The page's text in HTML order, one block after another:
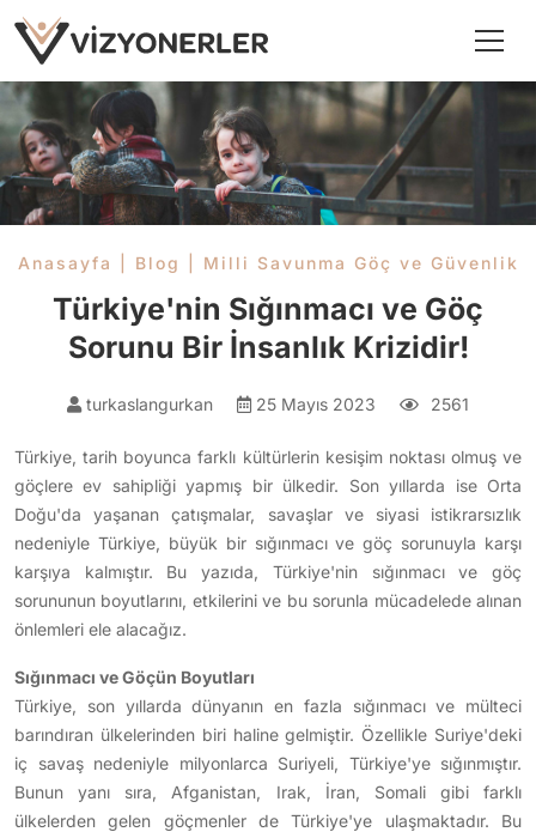
Anasayfa Blog Milli Savunma Göç ve Güvenlik
Türkiye'nin Sığınmacı ve Göç
Sorunu Bir İnsanlık Krizidir!
turkaslangurkan 25 Mayıs 2023 2561
Türkiye, tarih boyunca farklı kültürlerin kesişim noktası olmuş ve
göçlere ev sahipliği yapmış bir ülkedir. Son yıllarda ise Orta
Doğu'da yaşanan çatışmalar, savaşlar ve siyasi istikrarsızlık
nedeniyle Türkiye, büyük bir sığınmacı ve göç sorunuyla karşı
karşıya kalmıştır. Bu yazıda, Türkiye'nin sığınmacı ve göç
sorununun boyutlarını, etkilerini ve bu sorunla mücadelede alınan
önlemleri ele alacağız.
Sığınmacı ve Göçün Boyutları
Türkiye, son yıllarda dünyanın en fazla sığınmacı ve mülteci
barındıran ülkelerinden biri haline gelmiştir. Özellikle Suriye'deki
iç savaş nedeniyle milyonlarca Suriyeli, Türkiye'ye sığınmıştır.
Bunun yanı sıra, Afganistan, Irak, İran, Somali gibi farklı
ülkelerden gelen göçmenler de Türkiye'ye ulaşmaktadır. Bu